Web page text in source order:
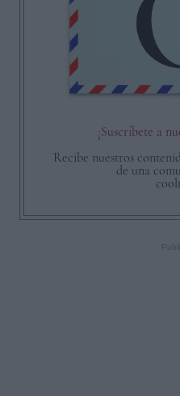
¡Suscríbete a
Recibe nuestros
de una